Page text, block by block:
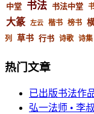
中堂 书法 书法中堂
大篆 左云 楷书 榜书
列
草书 行书 诗歌 诗集
热门文章
已出版书法作
弘一法师 • 李